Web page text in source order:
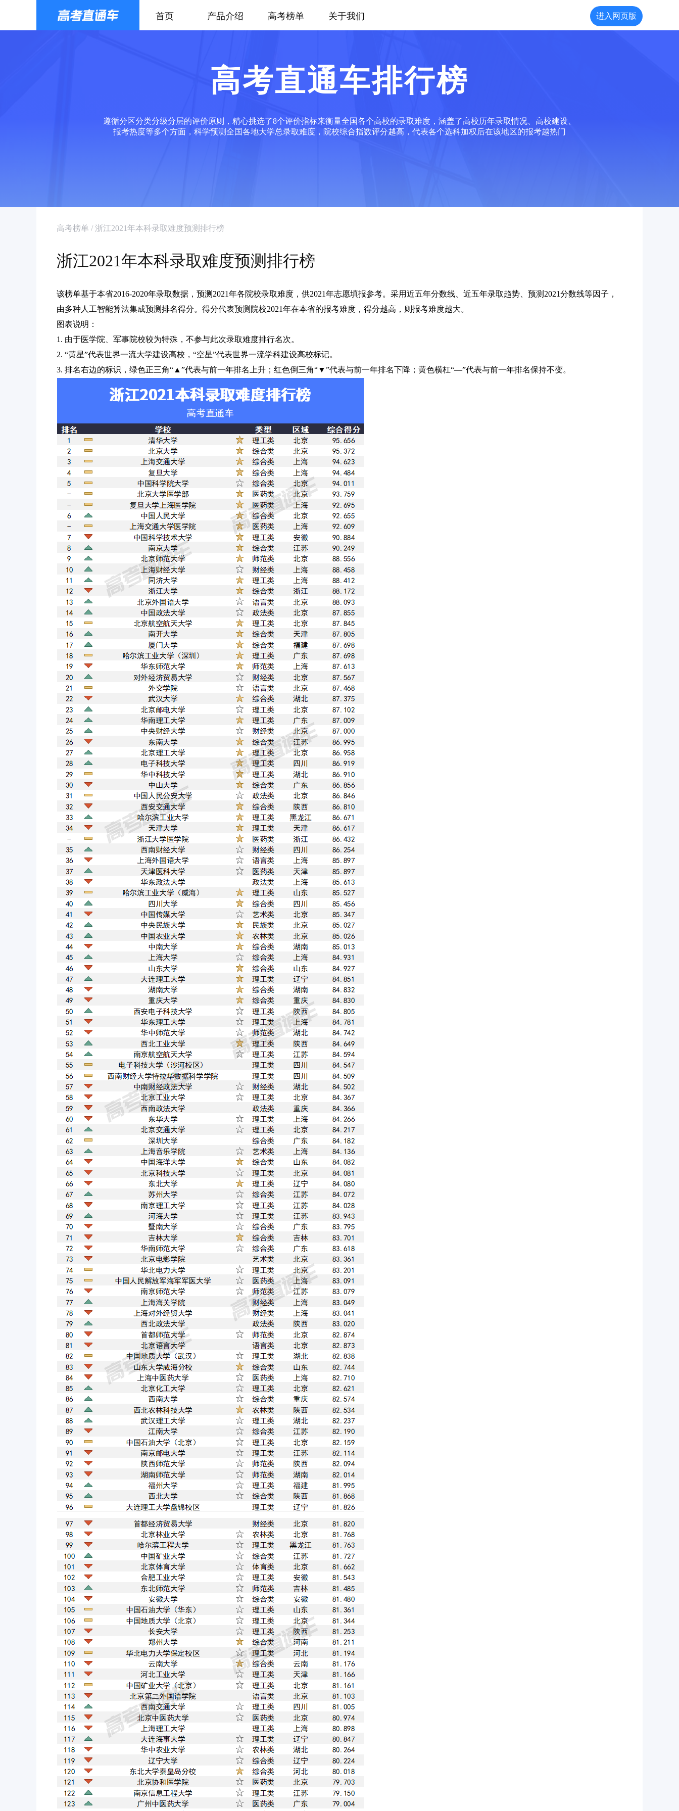
首页 产品介绍 高考榜单 关于我们 进入网页版
高考直通车排行榜
遵循分区分类分级分层的评价原则，精心挑选了8个评价指标来衡量全国各个高校的录取难度，涵盖了高校历年录取情况、高校建设、
报考热度等多个方面，科学预测全国各地大学总录取难度，院校综合指数评分越高，代表各个选科加权后在该地区的报考越热门
高考榜单 / 浙江2021年本科录取难度预测排行榜
浙江2021年本科录取难度预测排行榜
该榜单基于本省2016-2020年录取数据，预测2021年各院校录取难度，供2021年志愿填报参考。采用近五年分数线、近五年录取趋势、预测2021分数线等因子，
由多种人工智能算法集成预测排名得分。得分代表预测院校2021年在本省的报考难度，得分越高，则报考难度越大。
图表说明：
1. 由于医学院、军事院校较为特殊，不参与此次录取难度排行名次。
2. “黄星”代表世界一流大学建设高校，“空星”代表世界一流学科建设高校标记。
3. 排名右边的标识，绿色正三角“▲”代表与前一年排名上升；红色倒三角“▼”代表与前一年排名下降；黄色横杠“—”代表与前一年排名保持不变。